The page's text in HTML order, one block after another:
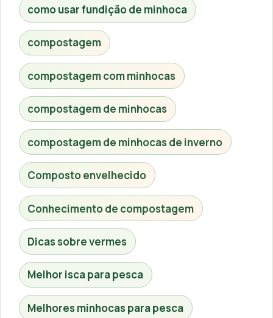
como usar fundição de minhoca
compostagem
compostagem com minhocas
compostagem de minhocas
compostagem de minhocas de inverno
Composto envelhecido
Conhecimento de compostagem
Dicas sobre vermes
Melhor isca para pesca
Melhores minhocas para pesca